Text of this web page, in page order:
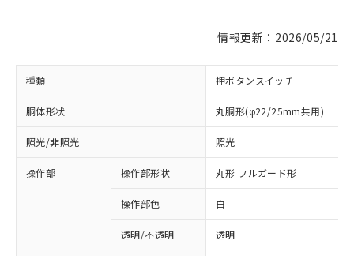
情報更新：2026/05/21
種類 押ボタンスイッチ
胴体形状 丸胴形(φ22/25mm共用)
照光/非照光 照光
操作部 操作部形状 丸形 フルガード形
操作部色 白
透明/不透明 透明